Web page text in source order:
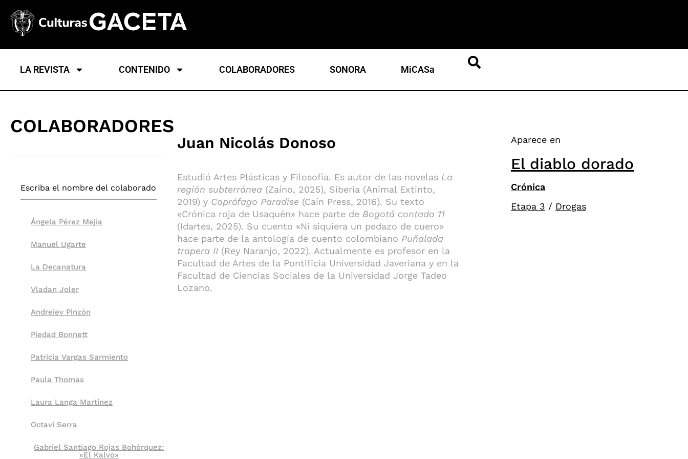
LA REVISTA CONTENIDO COLABORADORES SONORA MiCASa
COLABORADORES
Ángela Pérez Mejía
Manuel Ugarte
La Decanatura
Vladan Joler
Andreiev Pinzón
Piedad Bonnett
Patricia Vargas Sarmiento
Paula Thomas
Laura Langa Martínez
Octavi Serra
Gabriel Santiago Rojas Bohórquez:
«El Kalvo»
Juan Nicolás Donoso
Estudió Artes Plásticas y Filosofía. Es autor de las novelas La
región subterránea (Zaíno, 2025), Siberia (Animal Extinto,
2019) y Coprófago Paradise (Caín Press, 2016). Su texto
«Crónica roja de Usaquén» hace parte de Bogotá contada 11
(Idartes, 2025). Su cuento «Ni siquiera un pedazo de cuero»
hace parte de la antología de cuento colombiano Puñalada
trapera II (Rey Naranjo, 2022). Actualmente es profesor en la
Facultad de Artes de la Pontificia Universidad Javeriana y en la
Facultad de Ciencias Sociales de la Universidad Jorge Tadeo
Lozano.
Aparece en
El diablo dorado
Crónica
Etapa 3 / Drogas